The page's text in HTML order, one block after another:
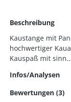
Beschreibung
Kaustange mit
hochwertiger
Kauspaß mit sinn…
Infos/Analysen
Bewertungen (3)